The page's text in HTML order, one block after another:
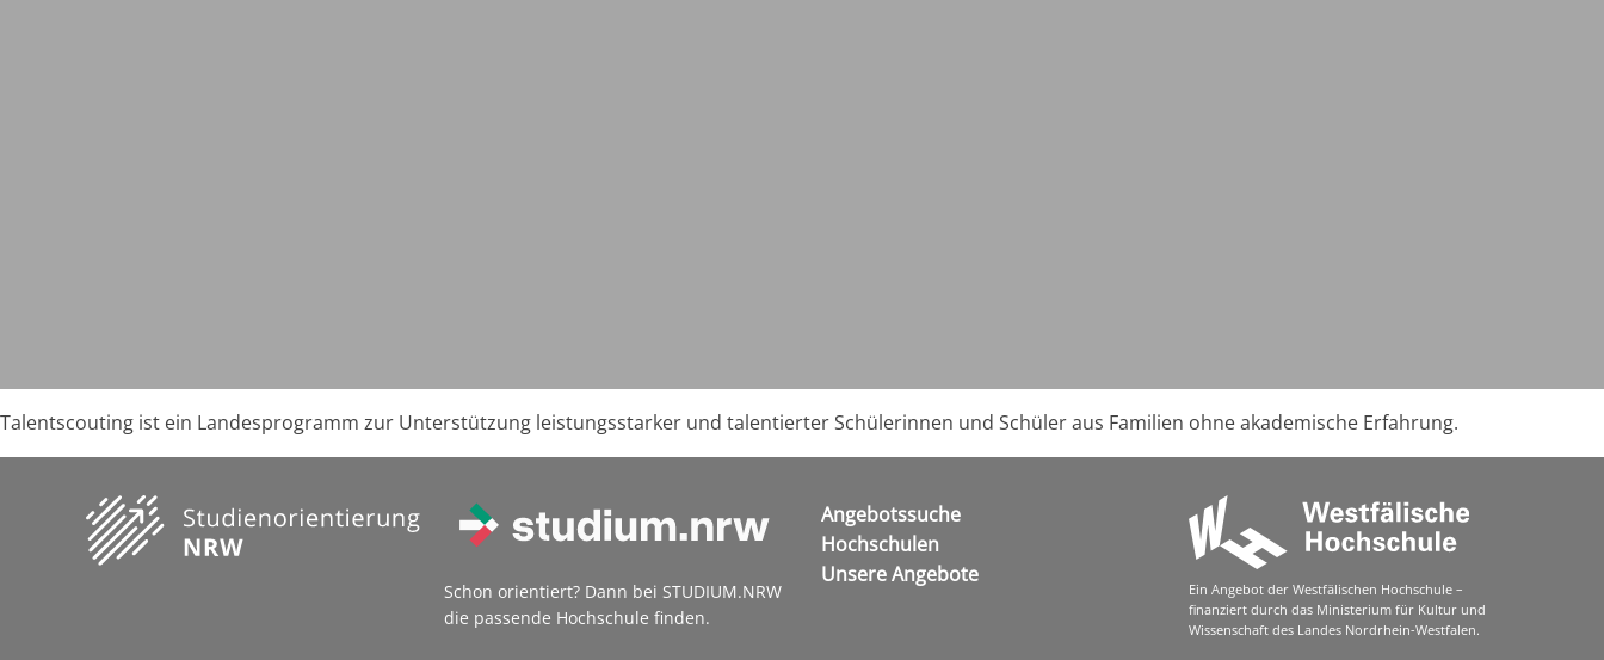
Talentscouting ist ein Landesprogramm zur Unterstützung leistungsstarker und talentierter Schülerinnen und Schüler aus Familien ohne akademische Erfahrung.
Schon orientiert? Dann bei STUDIUM.NRW
die passende Hochschule finden.
Angebotssuche
Hochschulen
Unsere Angebote
Ein Angebot der Westfälischen Hochschule –
finanziert durch das Ministerium für Kultur und
Wissenschaft des Landes Nordrhein-Westfalen.